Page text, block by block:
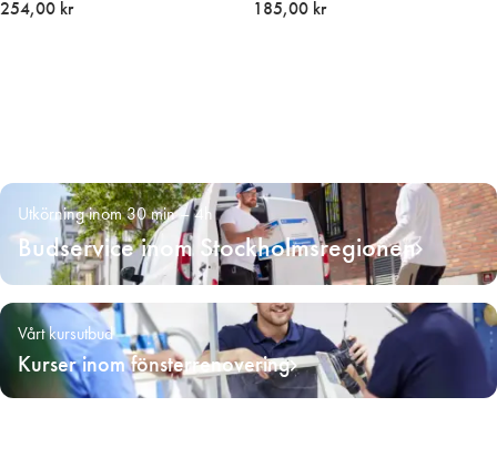
vä, Borstad Förn.
254,00 kr
Krom
185,00 kr
Utkörning inom 30 min – 4h
Budservice inom Stockholmsregionen
Vårt kursutbud
Kurser inom fönsterrenovering